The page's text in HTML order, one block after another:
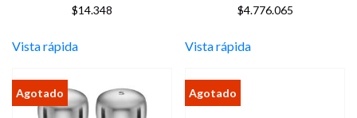
$14.348
Vista rápida
$4.776.065
Vista rápida